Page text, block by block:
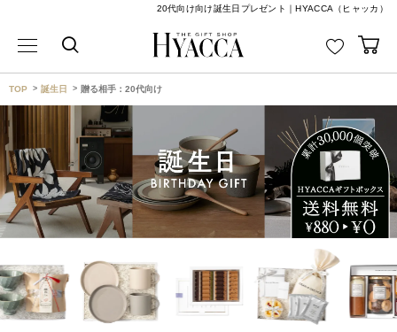
20代向け向け誕生日プレゼント｜HYACCA（ヒャッカ）
TOP 誕生日 贈る相手：20代向け